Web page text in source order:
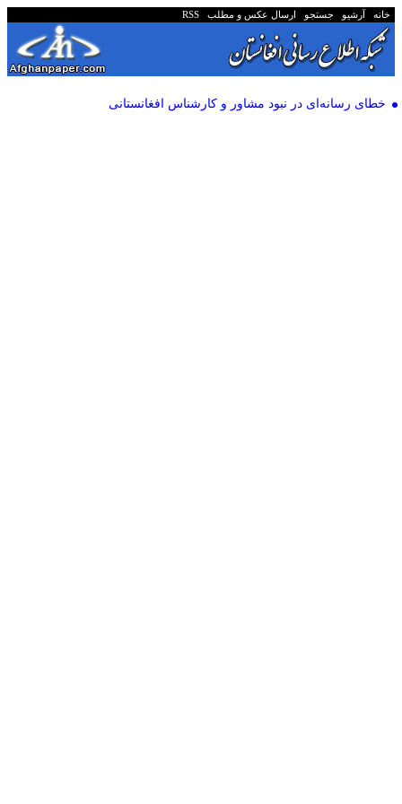
خانه آرشیو جستجو ارسال عکس و مطلب RSS
خطای رسانه‌ای در نبود مشاور و کارشناس افغانستانی